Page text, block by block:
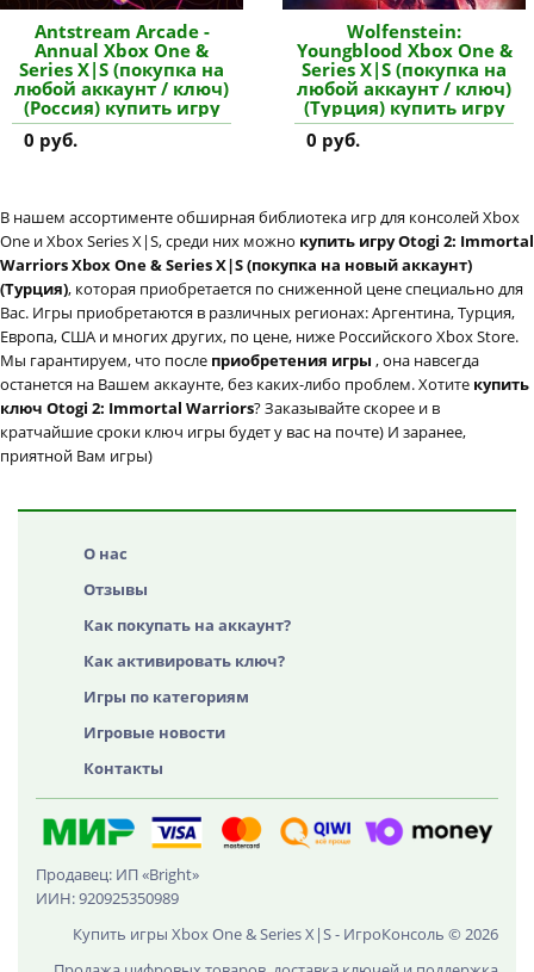
Antstream Arcade -
Annual Xbox One &
Series X|S (покупка на
любой аккаунт / ключ)
(Россия) купить игру
0 руб.
Wolfenstein:
Youngblood Xbox One &
Series X|S (покупка на
любой аккаунт / ключ)
(Турция) купить игру
0 руб.
В нашем ассортименте обширная библиотека игр для консолей Xbox
One и Xbox Series X|S, среди них можно купить игру Otogi 2: Immortal
Warriors Xbox One & Series X|S (покупка на новый аккаунт)
(Турция), которая приобретается по сниженной цене специально для
Вас. Игры приобретаются в различных регионах: Аргентина, Турция,
Европа, США и многих других, по цене, ниже Российского Xbox Store.
Мы гарантируем, что после приобретения игры , она навсегда
останется на Вашем аккаунте, без каких-либо проблем. Хотите купить
ключ Otogi 2: Immortal Warriors? Заказывайте скорее и в
кратчайшие сроки ключ игры будет у вас на почте) И заранее,
приятной Вам игры)
О нас
Отзывы
Как покупать на аккаунт?
Как активировать ключ?
Игры по категориям
Игровые новости
Контакты
Продавец: ИП «Bright»
ИИН: 920925350989
Купить игры Xbox One & Series X|S - ИгроКонсоль © 2026